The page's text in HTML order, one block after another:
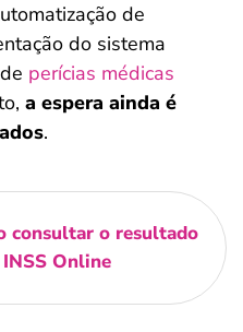
de
do sistema
perícias médicas
a espera ainda é
.
consultar o resultado
Online